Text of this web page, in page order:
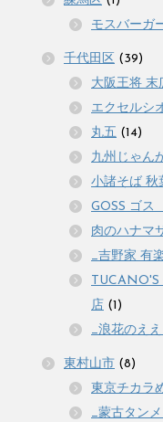
モスバーガ
千代田区 (39)
大阪王将 末
エクセルシ
丸五 (14)
九州じゃん
小諸そば 秋
GOSS ゴス
肉のハナマ
_吉野家 有
店 (1)
_浪花のえ
東村山市 (8)
東京チカラ
_蒙古タン